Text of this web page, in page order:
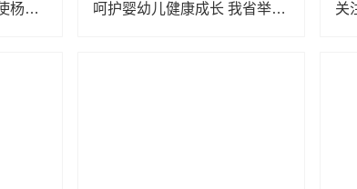
百果园携手美好生活大使杨幂，关爱中国儿童少年基金会困境儿童 呵护婴幼儿健康成长 我省举办托育服务宣传活动